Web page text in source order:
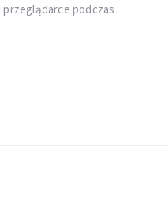
podczas